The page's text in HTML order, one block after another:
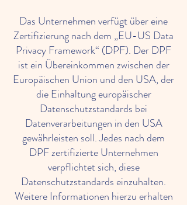
Das Unternehmen verfügt über eine
Zertifizierung nach dem „EU-US Data
Privacy Framework“ (DPF). Der DPF
ist ein Übereinkommen zwischen der
Europäischen Union und den USA, der
die Einhaltung europäischer
Datenschutzstandards bei
Datenverarbeitungen in den USA
gewährleisten soll. Jedes nach dem
DPF zertifizierte Unternehmen
verpflichtet sich, diese
Datenschutzstandards einzuhalten.
Weitere Informationen hierzu erhalten